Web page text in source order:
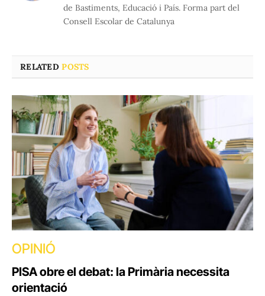
de Bastiments, Educació i País. Forma part del
Consell Escolar de Catalunya
RELATEDPOSTS
OPINIÓ
PISA obre el debat: la Primària necessita
orientació